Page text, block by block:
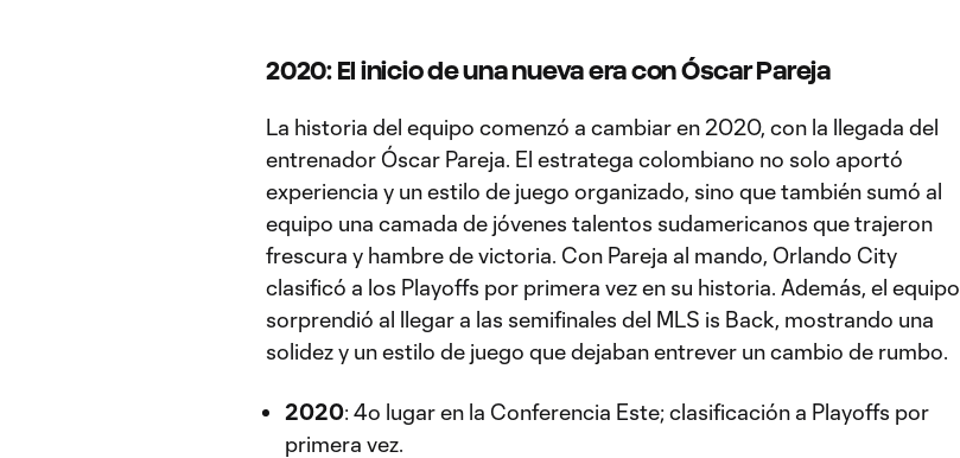
2020: El inicio de una nueva era con Óscar Pareja
La historia del equipo comenzó a cambiar en 2020, con la llegada del
entrenador Óscar Pareja. El estratega colombiano no solo aportó
experiencia y un estilo de juego organizado, sino que también sumó al
equipo una camada de jóvenes talentos sudamericanos que trajeron
frescura y hambre de victoria. Con Pareja al mando, Orlando City
clasificó a los Playoffs por primera vez en su historia. Además, el equipo
sorprendió al llegar a las semifinales del MLS is Back, mostrando una
solidez y un estilo de juego que dejaban entrever un cambio de rumbo.
2020: 4º lugar en la Conferencia Este; clasificación a Playoffs por
primera vez.